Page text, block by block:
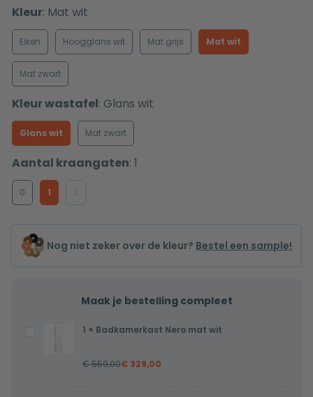
Kleur: Mat wit
Eiken Hoogglans wit Mat grijs Mat wit
Mat zwart
Kleur wastafel: Glans wit
Glans wit Mat zwart
Aantal kraangaten: 1
0 1
Nog niet zeker over de kleur? Bestel een sample!
Maak je bestelling compleet
Badkamerkast
1 × Badkamerkast Nero mat wit
€559,00€ 329,00